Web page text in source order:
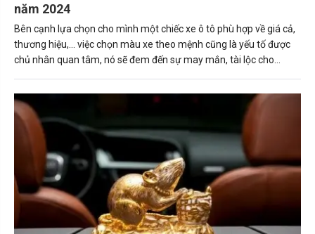
năm 2024
Bên cạnh lựa chọn cho mình một chiếc xe ô tô phù hợp về giá cả,
thương hiệu,... việc chọn màu xe theo mệnh cũng là yếu tố được
chủ nhân quan tâm, nó sẽ đem đến sự may mắn, tài lộc cho
Mậu Thìn, Nhâm Thìn) mua được chiếc xe ô tô phù hợp. Tuổi thìn
hợp xe màu gì sẽ mang lại may mắn và tài lộc cho gia chủ.